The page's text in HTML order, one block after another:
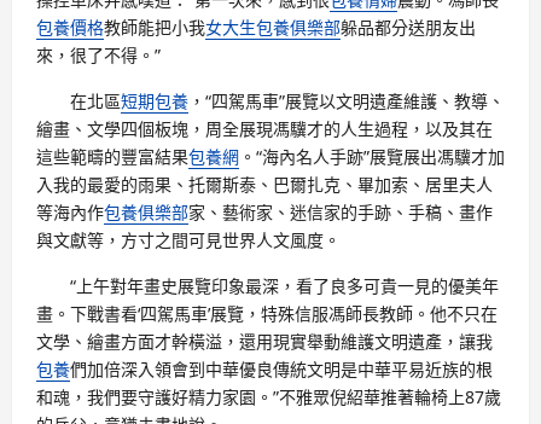
包養價格教師能把小我女大生包養俱樂部躲品都分送朋友出
來，很了不得。”
在北區短期包養 ，“四駕馬車”展覽以文明遺產維護、教導、
繪畫、文學四個板塊，周全展現馮驥才的人生過程，以及其在
這些範疇的豐富結果包養網 。“海內名人手跡”展覽展出馮驥才加
入我的最愛的雨果、托爾斯泰、巴爾扎克、畢加索、居里夫人
等海內作包養俱樂部家、藝術家、迷信家的手跡、手稿、畫作
與文獻等，方寸之間可見世界人文風度。
“上午對年畫史展覽印象最深，看了良多可貴一見的優美年
畫。下戰書看‘四駕馬車’展覽，特殊信服馮師長教師。他不只在
文學、繪畫方面才幹橫溢，還用現實舉動維護文明遺產，讓我
包養們加倍深入領會到中華優良傳統文明是中華平易近族的根
和魂，我們要守護好精力家園。”不雅眾倪紹華推著輪椅上87歲